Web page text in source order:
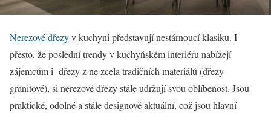
Nerezové dřezyv kuchyni představují nestárnoucí klasiku. I
přesto, že poslední trendy v kuchyňském interiéru nabízejí
zájemcům i dřezy z ne zcela tradičních materiálů (dřezy
granitové), si nerezové dřezy stále udržují svou oblíbenost. Jsou
praktické, odolné a stále designově aktuální, což jsou hlavní